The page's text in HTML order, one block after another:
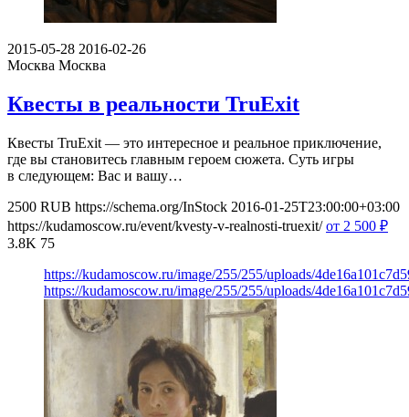
2015-05-28 2016-02-26
Москва Москва
Квесты в реальности TruExit
Квесты TruExit — это интересное и реальное приключение,
где вы становитесь главным героем сюжета. Суть игры
в следующем: Вас и вашу…
2500 RUB https://schema.org/InStock 2016-01-25T23:00:00+03:00
https://kudamoscow.ru/event/kvesty-v-realnosti-truexit/ от 2 500 ₽
3.8K 75
https://kudamoscow.ru/image/255/255/uploads/
https://kudamoscow.ru/image/255/255/uploads/